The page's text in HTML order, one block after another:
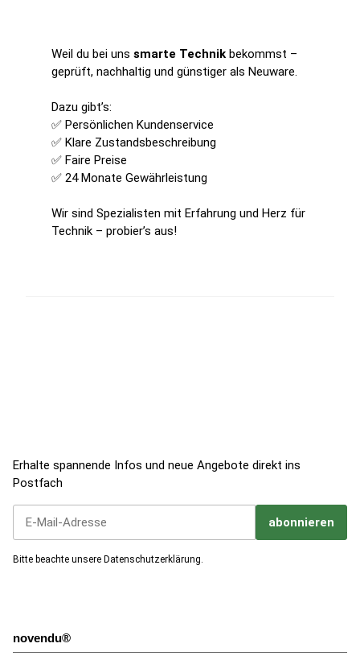
Weil du bei uns smarte Technik bekommst –
geprüft, nachhaltig und günstiger als Neuware.
Dazu gibt’s:
✅ Persönlichen Kundenservice
✅ Klare Zustandsbeschreibung
✅ Faire Preise
✅ 24 Monate Gewährleistung
Wir sind Spezialisten mit Erfahrung und Herz für
Technik – probier’s aus!
Erhalte spannende Infos und neue Angebote direkt ins
Postfach
abonnieren
Bitte beachte unsere Datenschutzerklärung.
novendu®